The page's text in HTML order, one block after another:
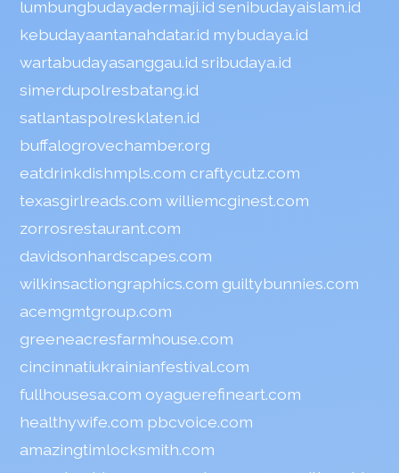
lumbungbudayadermaji.id senibudayaislam.id
kebudayaantanahdatar.id mybudaya.id
wartabudayasanggau.id sribudaya.id
simerdupolresbatang.id
satlantaspolresklaten.id
buffalogrovechamber.org
eatdrinkdishmpls.com craftycutz.com
texasgirlreads.com williemcginest.com
zorrosrestaurant.com
davidsonhardscapes.com
wilkinsactiongraphics.com guiltybunnies.com
acemgmtgroup.com
greeneacresfarmhouse.com
cincinnatiukrainianfestival.com
fullhousesa.com oyaguerefineart.com
healthywife.com pbcvoice.com
amazingtimlocksmith.com